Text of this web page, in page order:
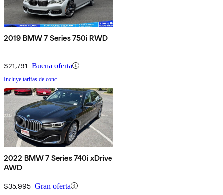
2019 BMW 7 Series 750i RWD
$21,791 Buena oferta
Incluye tarifas de conc.
2022 BMW 7 Series 740i xDrive
AWD
$35,995 Gran oferta